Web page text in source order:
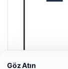
Göz Atın